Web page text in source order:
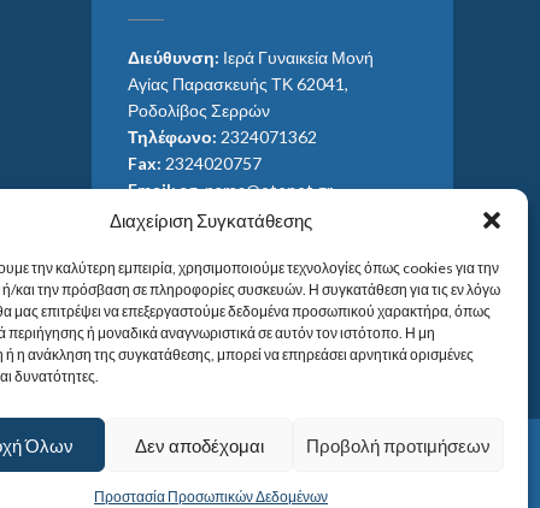
Διαχείριση Συγκατάθεσης
την καλύτερη εμπειρία, χρησιμοποιούμε τεχνολογίες όπως cookies για την
και την πρόσβαση σε πληροφορίες συσκευών. Η συγκατάθεση για τις εν λόγω
μας επιτρέψει να επεξεργαστούμε δεδομένα προσωπικού χαρακτήρα, όπως
ή μοναδικά αναγνωριστικά σε αυτόν τον ιστότοπο. Η μη
η ανάκληση της συγκατάθεσης, μπορεί να επηρεάσει αρνητικά ορισμένες
δυνατότητες.
Όλων Δεν αποδέχομαι Προβολή προτιμήσεων
Προστασία Προσωπικών Δεδομένων
Διεύθυνση: Ιερά Γυναικεία Μονή
Αγίας Παρασκευής ΤΚ 62041,
Ροδολίβος Σερρών
Τηλέφωνο: 2324071362
Fax: 2324020757
Email:ag_paras@otenet.gr
Email:info@im-agparaskevis.gr
Από ανατολή έως και δύση του ηλίου.